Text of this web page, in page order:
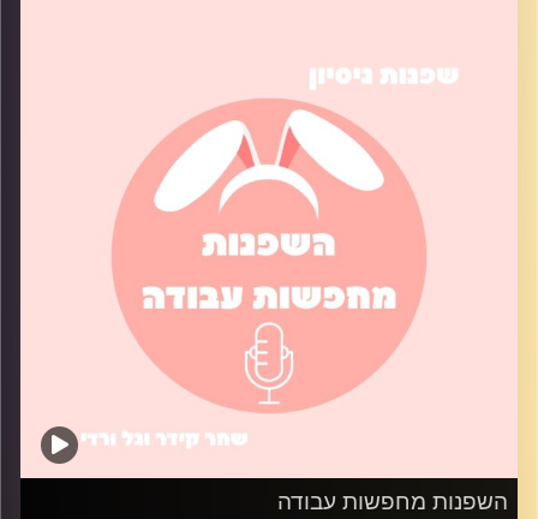
קרדיט תמונות:שחר קידר וגל ורדי
השפנות מחפשות עבודה